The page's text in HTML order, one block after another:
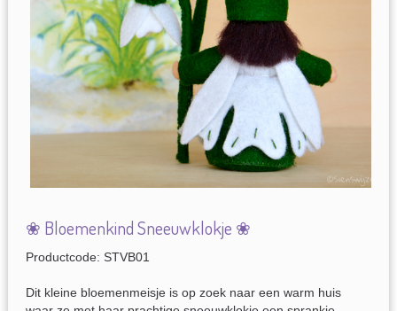
❀ Bloemenkind Sneeuwklokje ❀
Productcode: STVB01
Dit kleine bloemenmeisje is op zoek naar een warm huis